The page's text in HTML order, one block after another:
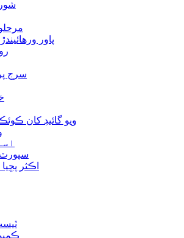
مرحلو
پاور
سرج
ويو گائيڊ کان
اڪثر